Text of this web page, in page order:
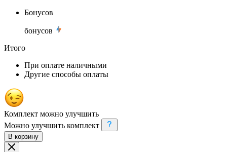
Бонусов
бонусов
Итого
При оплате наличными
Другие способы оплаты
Комплект можно улучшить
Можно улучшить комплект
В корзину